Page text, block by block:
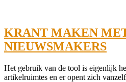
KRANT MAKEN
NIEUWSMAKERS
2022-
01-
Het gebruik van de tool is eigenlijk
artikelruimtes en er opent zich